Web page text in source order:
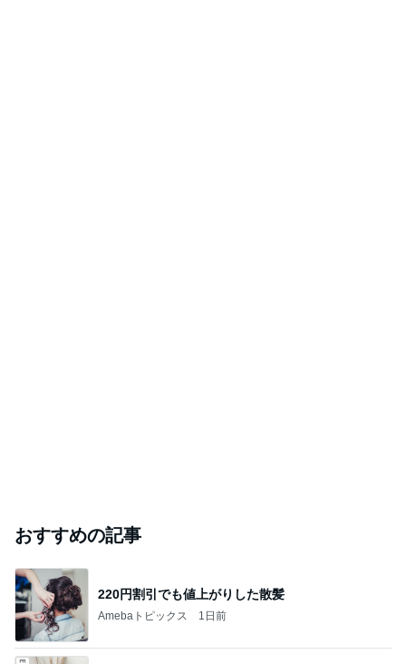
おすすめの記事
220円割引でも値上がりした散髪
Amebaトピックス 1日前